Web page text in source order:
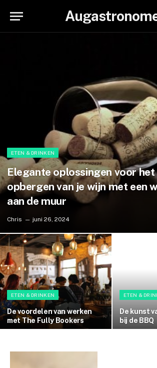
ETEN & DRINKEN
Elegante oplossingen voor het
opbergen van je wijn met een
aan de muur
Chris juni 26, 2024
ETEN & DRINKEN
De voordelen van werken
met The Fully Bookers
ETEN &
De kunst
bij de BBQ